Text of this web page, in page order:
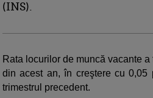
(INS).
Rata locurilor de muncă vacante a
din acest an, în creştere cu 0,05
trimestrul precedent.